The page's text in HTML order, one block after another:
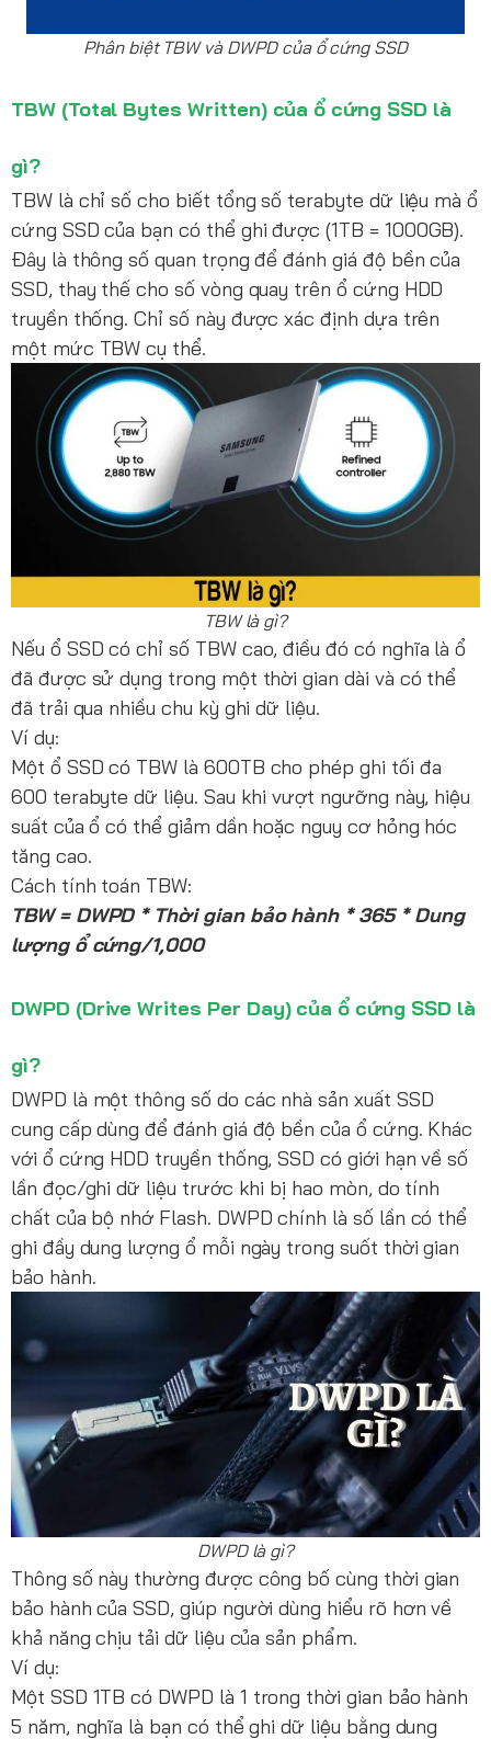
Phân biệt TBW và DWPD của ổ cứng SSD
TBW (Total Bytes Written) của ổ cứng SSD là
gì?
TBW là chỉ số cho biết tổng số terabyte dữ liệu mà ổ
cứng SSD của bạn có thể ghi được (1TB = 1000GB).
Đây là thông số quan trọng để đánh giá độ bền của
SSD, thay thế cho số vòng quay trên ổ cứng HDD
truyền thống. Chỉ số này được xác định dựa trên
một mức TBW cụ thể.
TBW là gì?
Nếu ổ SSD có chỉ số TBW cao, điều đó có nghĩa là ổ
đã được sử dụng trong một thời gian dài và có thể
đã trải qua nhiều chu kỳ ghi dữ liệu.
Ví dụ:
Một ổ SSD có TBW là 600TB cho phép ghi tối đa
600 terabyte dữ liệu. Sau khi vượt ngưỡng này, hiệu
suất của ổ có thể giảm dần hoặc nguy cơ hỏng hóc
tăng cao.
Cách tính toán TBW:
TBW = DWPD * Thời gian bảo hành * 365 * Dung
lượng ổ cứng/1,000
DWPD (Drive Writes Per Day) của ổ cứng SSD là
gì?
DWPD là một thông số do các nhà sản xuất SSD
cung cấp dùng để đánh giá độ bền của ổ cứng. Khác
với ổ cứng HDD truyền thống, SSD có giới hạn về số
lần đọc/ghi dữ liệu trước khi bị hao mòn, do tính
chất của bộ nhớ Flash. DWPD chính là số lần có thể
ghi đầy dung lượng ổ mỗi ngày trong suốt thời gian
bảo hành.
DWPD là gì?
Thông số này thường được công bố cùng thời gian
bảo hành của SSD, giúp người dùng hiểu rõ hơn về
khả năng chịu tải dữ liệu của sản phẩm.
Ví dụ:
Một SSD 1TB có DWPD là 1 trong thời gian bảo hành
5 năm, nghĩa là bạn có thể ghi dữ liệu bằng dung